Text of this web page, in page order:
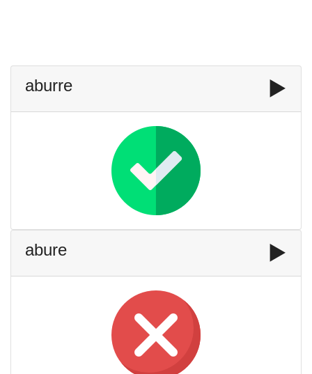
aburre ▶️
abure ▶️